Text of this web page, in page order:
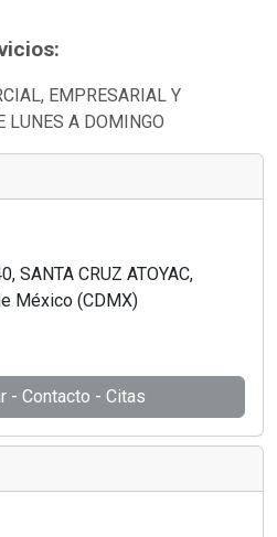
EMPRESARIAL Y
LUNES A DOMINGO
SANTA CRUZ ATOYAC,
México (CDMX)
- Contacto - Citas